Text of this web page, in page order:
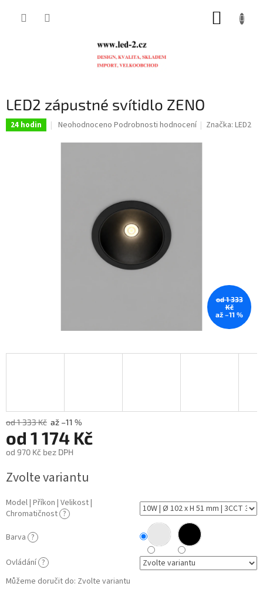
LED2 zápustné svítidlo ZENO
24 hodin
Průměrné
produktu
Neohodnoceno Podrobnosti hodnocení Značka:LED2
od 1 333
Kč
až –11 %
od 1 333 Kč až –11 %
od 1 174 Kč
od 970 Kč bez DPH
cena:
Zvolte variantu
Model | Příkon | Velikost |
Chromatičnost ?
Barva ?
Ovládání ?
Můžeme doručit do: Zvolte variantu